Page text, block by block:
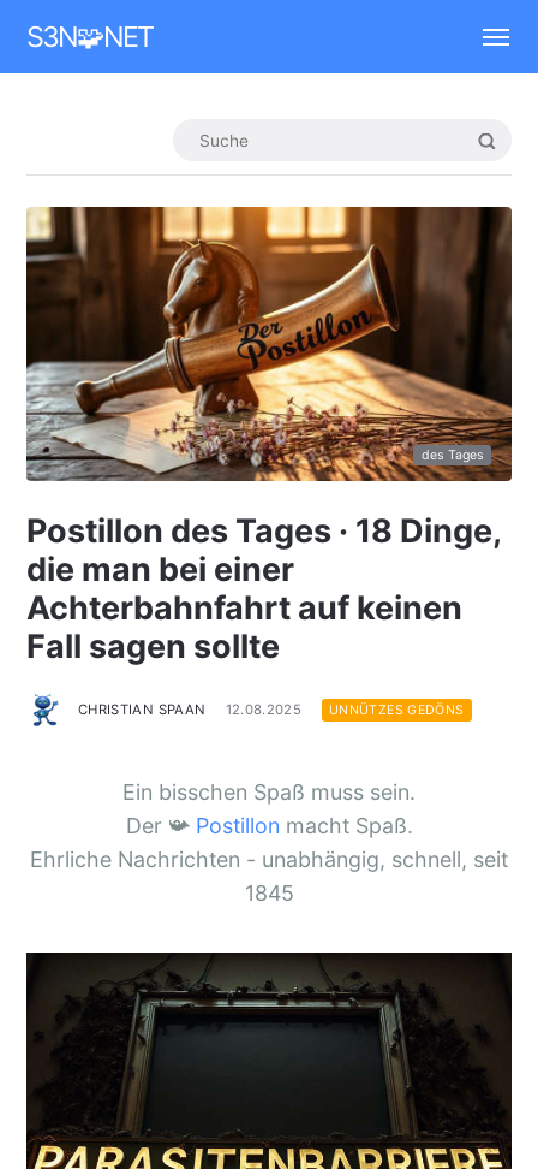
S3N🧩NET
des Tages
Postillon des Tages · 18 Dinge,
die man bei einer
Achterbahnfahrt auf keinen
Fall sagen sollte
CHRISTIAN SPAAN 12.08.2025 UNNÜTZES GEDÖNS
Ein bisschen Spaß muss sein.
Der 📯 Postillon macht Spaß.
Ehrliche Nachrichten - unabhängig, schnell, seit
1845